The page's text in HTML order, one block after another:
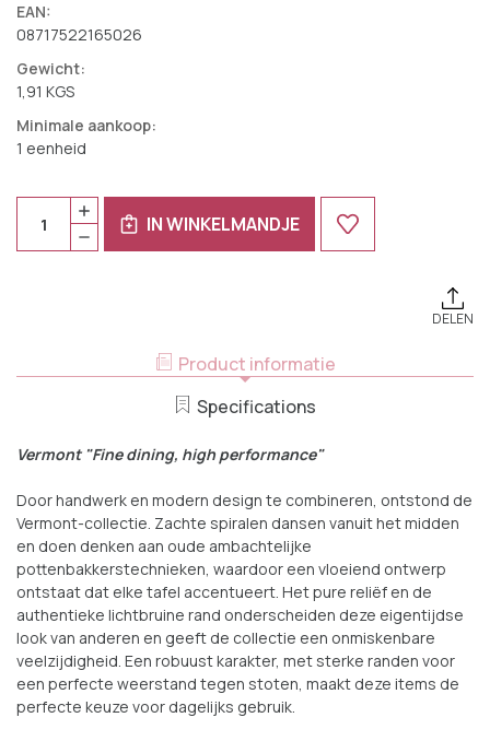
EAN:
08717522165026
Gewicht:
1,91 KGS
Minimale aankoop:
1 eenheid
Huidige
Voorraad:
HOEVEELHEID
VERLAGEN
WIT
HOEVEELHEID
VERHOGEN
VAN
COSTA
STUKS
IN WINKELMANDJE
DELEN
Product informatie
Specifications
Vermont "Fine dining, high performance"
Door handwerk en modern design te combineren, ontstond de
Vermont-collectie. Zachte spiralen dansen vanuit het midden
en doen denken aan oude ambachtelijke
pottenbakkerstechnieken, waardoor een vloeiend ontwerp
ontstaat dat elke tafel accentueert. Het pure reliëf en de
authentieke lichtbruine rand onderscheiden deze eigentijdse
look van anderen en geeft de collectie een onmiskenbare
veelzijdigheid. Een robuust karakter, met sterke randen voor
een perfecte weerstand tegen stoten, maakt deze items de
perfecte keuze voor dagelijks gebruik.